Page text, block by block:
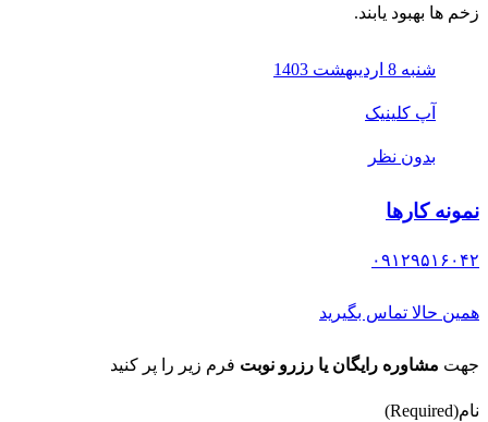
زخم ‌ها بهبود یابند.
شنبه 8 اردیبهشت 1403
آپ کلینیک
بدون نظر
نمونه کارها
۰۹۱۲۹۵۱۶۰۴۲
همین حالا تماس بگیرید
جهت مشاوره رایگان یا رزرو نوبت فرم زیر را پر کنید
نام(Required)